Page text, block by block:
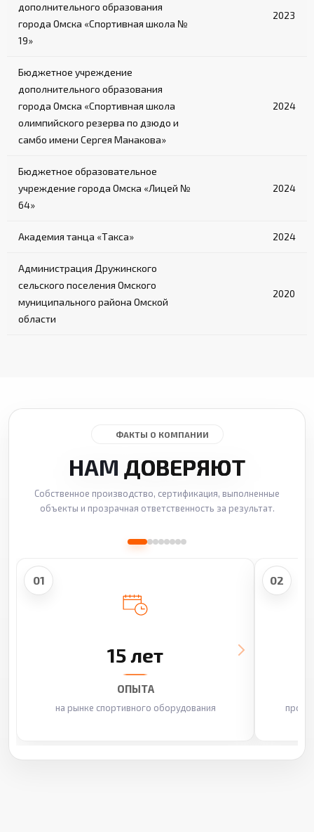
дополнительного образования
города Омска «Спортивная школа №
19»
2023
Бюджетное учреждение
дополнительного образования
города Омска «Спортивная школа
олимпийского резерва по дзюдо и
самбо имени Сергея Манакова»
2024
Бюджетное образовательное
учреждение города Омска «Лицей №
64»
2024
Академия танца «Такса» 2024
Администрация Дружинского
сельского поселения Омского
муниципального района Омской
области
2020
ФАКТЫ О КОМПАНИИ
НАМ ДОВЕРЯЮТ
Собственное производство, сертификация, выполненные
объекты и прозрачная ответственность за результат.
01
15 лет
ОПЫТА
на рынке спортивного оборудования
02